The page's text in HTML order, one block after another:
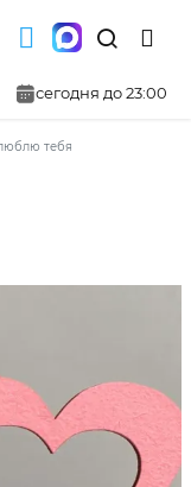
сегодня до 23:00
тебя